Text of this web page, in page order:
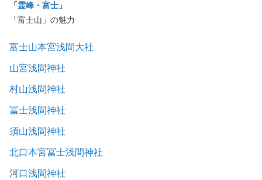
「霊峰・富士」
「富士山」の魅力
富士山本宮浅間大社
山宮浅間神社
村山浅間神社
冨士浅間神社
須山浅間神社
北口本宮冨士浅間神社
河口浅間神社